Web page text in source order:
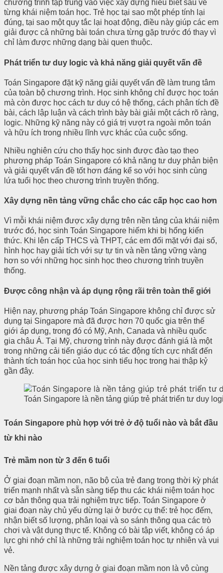
chương trình tập trung vào việc xây dựng hiểu biết sâu về
từng khái niệm toán học. Trẻ học tại sao một phép tính lại
đúng, tại sao một quy tắc lại hoạt động, điều này giúp các em
giải được cả những bài toán chưa từng gặp trước đó thay vì
chỉ làm được những dạng bài quen thuộc.
Phát triển tư duy logic và khả năng giải quyết vấn đề
Toán Singapore đặt kỹ năng giải quyết vấn đề làm trung tâm
của toàn bộ chương trình. Học sinh không chỉ được học toán
mà còn được học cách tư duy có hệ thống, cách phân tích đề
bài, cách lập luận và cách trình bày bài giải một cách rõ ràng,
logic. Những kỹ năng này có giá trị vượt ra ngoài môn toán
và hữu ích trong nhiều lĩnh vực khác của cuộc sống.
Nhiều nghiên cứu cho thấy học sinh được đào tạo theo
phương pháp Toán Singapore có khả năng tư duy phản biện
và giải quyết vấn đề tốt hơn đáng kể so với học sinh cùng
lứa tuổi học theo chương trình truyền thống.
Xây dựng nền tảng vững chắc cho các cấp học cao hơn
Vì mỗi khái niệm được xây dựng trên nền tảng của khái niệm
trước đó, học sinh Toán Singapore hiếm khi bị hổng kiến
thức. Khi lên cấp THCS và THPT, các em đối mặt với đại số,
hình học hay giải tích với sự tự tin và nền tảng vững vàng
hơn so với những học sinh học theo chương trình truyền
thống.
Được công nhận và áp dụng rộng rãi trên toàn thế giới
Hiện nay, phương pháp Toán Singapore không chỉ được sử
dụng tại Singapore mà đã được hơn 70 quốc gia trên thế
giới áp dụng, trong đó có Mỹ, Anh, Canada và nhiều quốc
gia châu Á. Tại Mỹ, chương trình này được đánh giá là một
trong những cải tiến giáo dục có tác động tích cực nhất đến
thành tích toán học của học sinh tiểu học trong hai thập kỷ
gần đây.
Toán Singapore là nền tảng giúp trẻ phát triển tư duy
Toán Singapore phù hợp với trẻ ở độ tuổi nào và bắt đầu
từ khi nào
Trẻ mầm non từ 3 đến 6 tuổi
Ở giai đoạn mầm non, não bộ của trẻ đang trong thời kỳ phát
triển mạnh nhất và sẵn sàng tiếp thu các khái niệm toán học
cơ bản thông qua trải nghiệm trực tiếp. Toán Singapore ở
giai đoạn này chủ yếu dừng lại ở bước cụ thể: trẻ học đếm,
nhận biết số lượng, phân loại và so sánh thông qua các trò
chơi và vật dụng thực tế. Không có bài tập viết, không có áp
lực ghi nhớ chỉ là những trải nghiệm toán học tự nhiên và vui
vẻ.
Nền tảng được xây dựng ở giai đoạn mầm non là vô cùng